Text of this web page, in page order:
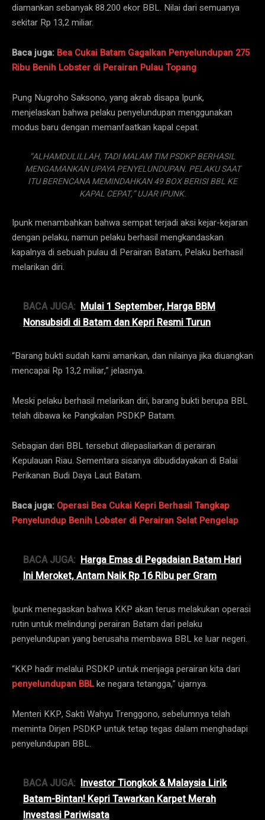
diamankan sebanyak 88.200 ekor BBL. Nilai dari semuanya
sekitar Rp 13,2 miliar.
Baca juga: Bea Cukai Batam Gagalkan Penyelundupan 275
Ribu Benih Lobster di Perairan Pulau Topang
Pung Nugroho Saksono, yang akrab disapa Ipunk,
menjelaskan bahwa pelaku penyelundupan menggunakan
modus baru dengan memanfaatkan kapal cepat.
“ALHAMDULILLAH, TADI MALAM TIM PSDKP BERHASIL
MENGAMANKAN UPAYA PENYELUNDUPAN. PELAKU SAAT
ITU BERENCANA MEMINDAHKAN 49 BOX BERISI BBL KE
KAPAL CEPAT,” UJAR IPUNK.
Ipunk menambahkan bahwa sempat terjadi aksi kejar-kejaran
dengan pelaku, namun pelaku berhasil mengkandaskan
kapalnya di sebuah pulau di Perairan Batam, Pelaku berhasil
melarikan diri.
BACA JUGA: Mulai 1 September, Harga BBM
Nonsubsidi di Batam dan Kepri Resmi Turun
“Barang bukti sudah kami amankan, dan nilainya jika diuangkan
mencapai Rp 13,2 miliar,” jelasnya.
Meski pelaku berhasil melarikan diri, barang bukti berupa BBL
telah dibawa ke Pangkalan PSDKP Batam.
Sebagian dari BBL tersebut dilepasliarkan di perairan
Kepulauan Riau. Sementara sisanya dibudidayakan di Balai
Perikanan Budi Daya Laut Batam.
Baca juga: Operasi Bea Cukai Kepri Berhasil Tangkap
Penyelundup Benih Lobster di Perairan Selat Pengelap
BACA JUGA: Harga Emas di Pegadaian Batam Hari
Ini Meroket, Antam Naik Rp 16 Ribu per Gram
Ipunk menegaskan bahwa KKP akan terus melakukan operasi
rutin untuk melindungi perairan Batam dari pelaku
penyelundupan yang berusaha membawa BBL ke luar negeri.
“KKP hadir melalui PSDKP untuk menjaga perairan kita dari
penyelundupan BBLke negara tetangga,” ujarnya.
Menteri KKP, Sakti Wahyu Trenggono, sebelumnya telah
meminta Dirjen PSDKP untuk tetap tegas dalam menghadapi
penyelundupan BBL.
BACA JUGA: Investor Tiongkok & Malaysia Lirik
Batam-Bintan! Kepri Tawarkan Karpet Merah
Investasi Pariwisata